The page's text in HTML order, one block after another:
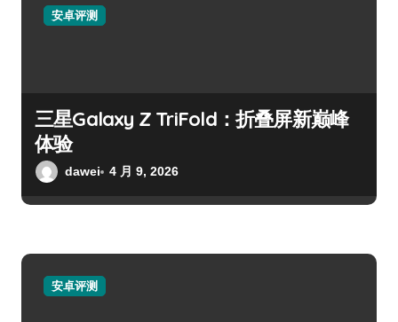
安卓评测
三星Galaxy Z TriFold：折叠屏新巅峰
体验
dawei 4 月 9, 2026
安卓评测